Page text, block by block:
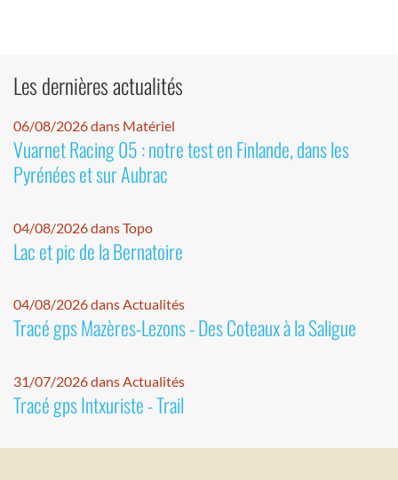
Les dernières actualités
06/08/2026 dans Matériel
Vuarnet Racing 05 : notre test en Finlande, dans les
Pyrénées et sur Aubrac
04/08/2026 dans Topo
Lac et pic de la Bernatoire
04/08/2026 dans Actualités
Tracé gps Mazères-Lezons - Des Coteaux à la Saligue
31/07/2026 dans Actualités
Tracé gps Intxuriste - Trail